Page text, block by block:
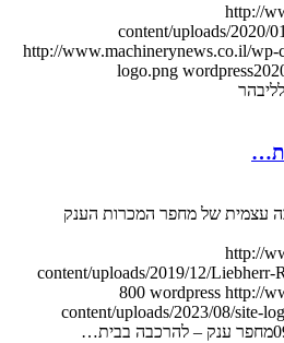
http://
content/uploads/2020/
http://www.machinerynews.co.il/wp-
logo.png wordpress
עצמית של מחפר המכרות הענק
http://
content/uploads/2019/12/
800 wordpress http://
content/uploads/2023/08/site-
מחפר ענק – להרכבה בבית…